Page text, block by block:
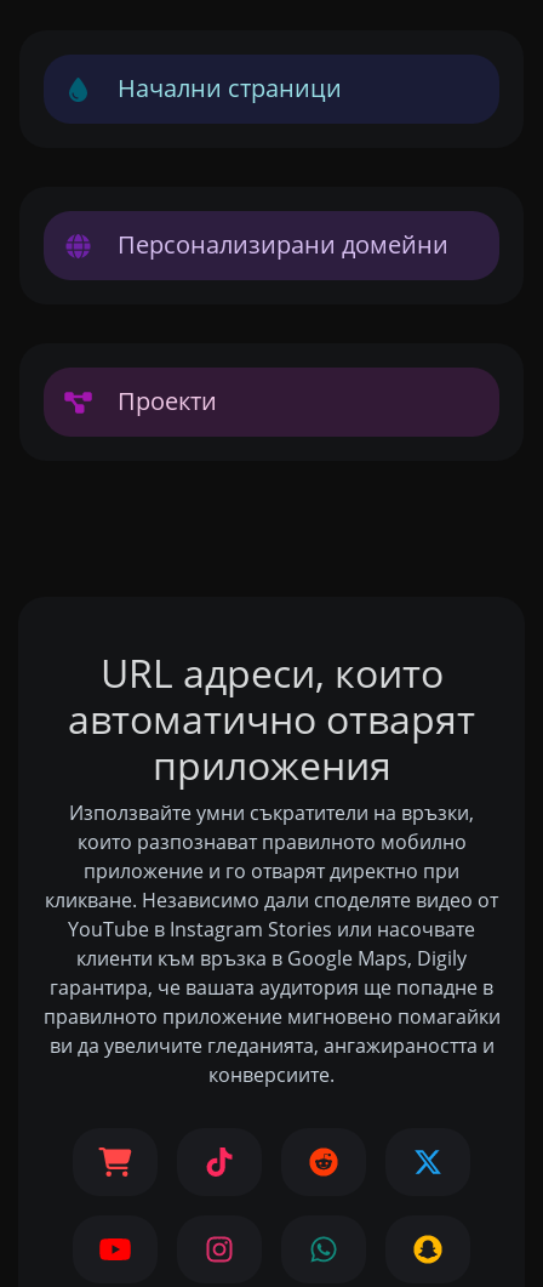
Начални страници
Персонализирани домейни
Проекти
URL адреси, които
автоматично отварят
приложения
Използвайте умни съкратители на връзки,
които разпознават правилното мобилно
приложение и го отварят директно при
кликване. Независимо дали споделяте видео от
YouTube в Instagram Stories или насочвате
клиенти към връзка в Google Maps, Digily
гарантира, че вашата аудитория ще попадне в
правилното приложение мигновено помагайки
ви да увеличите гледанията, ангажираността и
конверсиите.